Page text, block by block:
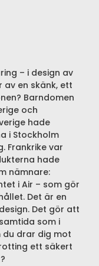
– i design av
av en skänk, ett
Barndomen
och
hade
i Stockholm
Frankrike var
hade
nämnare:
i Air – som gör
Det är en
Det gör att
som i
du drar dig mot
ett säkert